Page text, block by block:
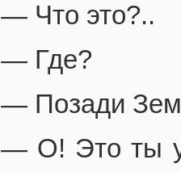
— Что это?..
— Где?
— Позади
— О! Это ты